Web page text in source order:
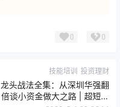
0 0
技能培训 投资理财
龙头战法全集：从深圳华强翻
倍谈小资金做大之路 | 超短入